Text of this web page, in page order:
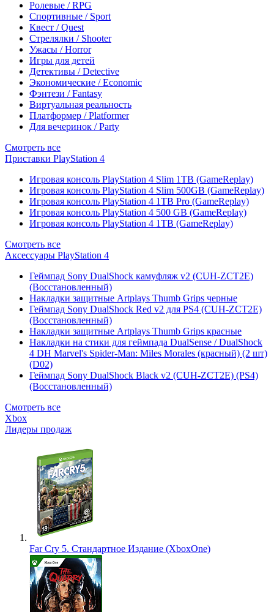
Ролевые / RPG
Спортивные / Sport
Квест / Quest
Стрелялки / Shooter
Ужасы / Horror
Игры для детей
Детективы / Detective
Экономические / Economic
Фэнтези / Fantasy
Виртуальная реальность
Платформер / Platformer
Для вечеринок / Party
Смотреть все
Приставки PlayStation 4
Игровая консоль PlayStation 4 Slim 1TB (GameReplay)
Игровая консоль PlayStation 4 Slim 500GB (GameReplay)
Игровая консоль PlayStation 4 1TB Pro (GameReplay)
Игровая консоль PlayStation 4 500 GB (GameReplay)
Игровая консоль PlayStation 4 1TB (GameReplay)
Смотреть все
Аксессуары PlayStation 4
Геймпад Sony DualShock камуфляж v2 (CUH-ZCT2E)
(Восстановленный)
Накладки защитные Artplays Thumb Grips черные
Геймпад Sony DualShock Red v2 для PS4 (CUH-ZCT2E)
(Восстановленный)
Накладки защитные Artplays Thumb Grips красные
Накладки на стики для геймпада DualSense / DualShock
4 DH Marvel's Spider-Man: Miles Morales (красный) (2 шт)
(D02)
Геймпад Sony DualShock Black v2 (CUH-ZCT2E) (PS4)
(Восстановленный)
Смотреть все
Xbox
Лидеры продаж
Far Cry 5. Стандартное Издание (XboxOne)